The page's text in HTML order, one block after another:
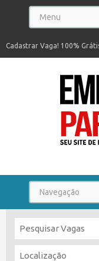
Cadastrar Vaga! 100%